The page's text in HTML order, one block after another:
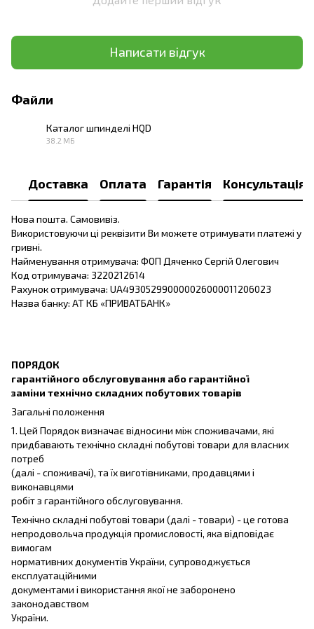
Написати відгук
Файли
Каталог шпинделі HQD
38.2 МБ
Доставка Оплата Гарантія Консультація
Нова пошта. Самовивіз.
Використовуючи ці реквізити Ви можете отримувати платежі у
гривні.
Найменування отримувача: ФОП Дяченко Сергій Олегович
Код отримувача: 3220212614
Рахунок отримувача: UA493052990000026000011206023
Назва банку: АТ КБ «ПРИВАТБАНК»
ПОРЯДОК
гарантійного обслуговування або гарантійної
заміни технічно складних побутових товарів
Загальні положення
1. Цей Порядок визначає відносини між споживачами, які
придбавають технічно складні побутові товари для власних
потреб
(далі - споживачі), та їх виготівниками, продавцями і
виконавцями
робіт з гарантійного обслуговування.
Технічно складні побутові товари (далі - товари) - це готова
непродовольча продукція промисловості, яка відповідає
вимогам
нормативних документів України, супроводжується
експлуатаційними
документами і використання якої не заборонено
законодавством
України.